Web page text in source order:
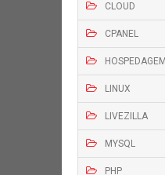
CLOUD
CPANEL
HOSPEDAGEM
LINUX
LIVEZILLA
MYSQL
PHP